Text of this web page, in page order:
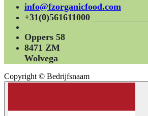
info@fzorganicfood.com
+31(0)561611000
Oppers 58
8471 ZM
Wolvega
Copyright © Bedrijfsnaam